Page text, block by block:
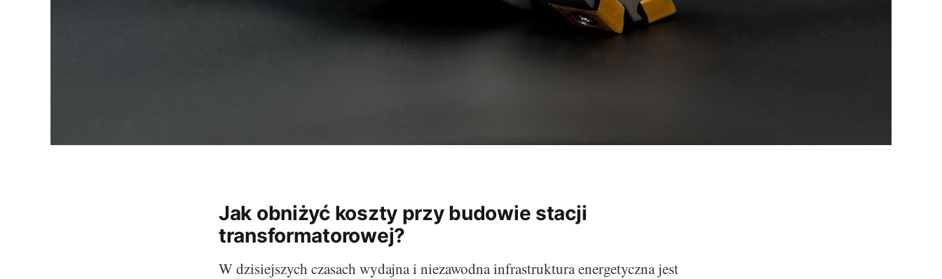
Jak obniżyć koszty przy budowie stacji
transformatorowej?
W dzisiejszych czasach wydajna i niezawodna infrastruktura energetyczna jest